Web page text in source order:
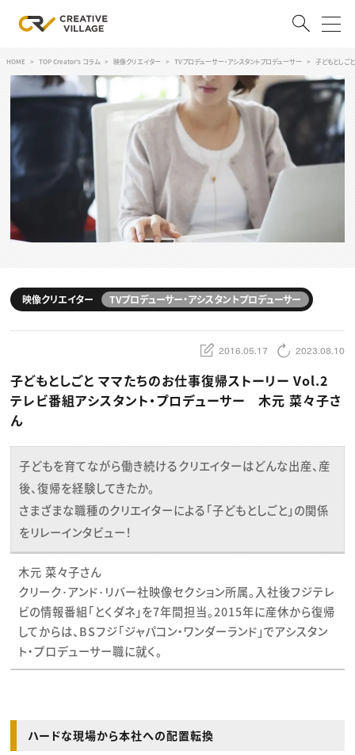
ログイン 会員登録
クリエイター求人を探す
CREATIVE JOB求人検索
特集求人
採用説明会
スキルアップしたい！
デザイン
編集・ライティング
マーケティング
ディレクション
業界解説・キャリア事情
お役立ち基礎知識
TOP Creator’s コラム
Webクリエイター
アプリクリエイター
ゲームクリエイター
映像クリエイター
マーケッター
C＆R Magazine
セミナー
ニュース・トレンド トップ
映像
ゲーム・エンタメ
広告
出版
CREATIVE VILLAGEからのお知らせ
プロフェッショナル×つながる×メディア
HOME TOP Creator's コラム 映像クリエイター TVプロデューサー・アシスタントプロデューサー 子どもとしご
映像クリエイター TVプロデューサー・アシスタントプロデューサー
2016.05.17 2023.08.10
子どもとしごと ママたちのお仕事復帰ストーリー Vol.2
テレビ番組アシスタント・プロデューサー 木元 菜々子さ
ん
子どもを育てながら働き続けるクリエイターはどんな出産、産
後、復帰を経験してきたか。
さまざまな職種のクリエイターによる「子どもとしごと」の関係
をリレーインタビュー！
木元 菜々子さん
クリーク･アンド･リバー社映像セクション所属。入社後フジテレ
ビの情報番組「とくダネ」を7年間担当。2015年に産休から復帰
してからは、BSフジ「ジャパコン・ワンダーランド」でアシスタン
ト・プロデューサー職に就く。
ハードな現場から本社への配置転換